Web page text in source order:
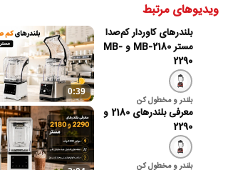
ویدیوهای مرتبط
0:39
بلندرهای کاوردار کم‌صدا
مستر MB-2180 و MB-
2290
بلندر و مخطول کن
معرفی بلندرهای 2180 و
2290
بلندر و مخطول کن